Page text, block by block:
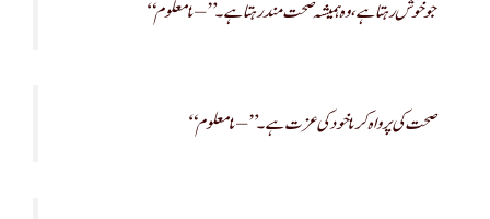
“جو خوش رہتا ہے، وہ ہمیشہ صحت مند رہتا ہے۔” – نامعلوم
“صحت کی پرواہ کرنا خود کی عزت ہے۔” – نامعلوم